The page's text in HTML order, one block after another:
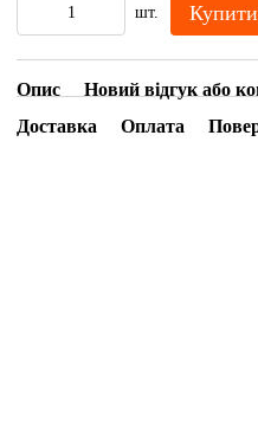
шт. Купити
Опис
Новий відгук або
Доставка
Оплата